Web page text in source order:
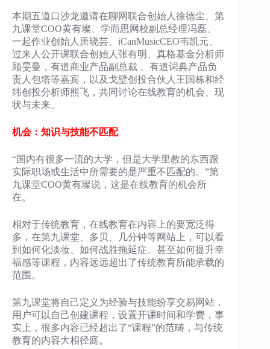
本期五道口沙龙邀请在聊网联合创始人徐德尘、第
九课堂COO黄有璨、学而思网校副总经理冯磊、
一起作业创始人唐晓芸、iCanMusicCEO韦凯元、
过来人公开课联合创始人张有明、真格基金分析师
顾旻曼，有道商业产品副总裁 、有道词典产品负
责人包塔等嘉宾，以及戈壁创投合伙人王国栋和经
纬创投分析师熊飞，共同讨论在线教育的机会、现
状与未来。
机会：知识与技能不匹配
“国内有很多一流的大学，但是大学里教的东西跟
实际职场或生活中所需要的是严重不匹配的。”第
九课堂COO黄有璨说，这是在线教育的机会所
在。
相对于传统教育，在线教育在内容上的要宽泛得
多，在第九课堂、多贝、几分钟等网站上，可以看
到如何化淡妆、如何战胜拖延症、甚至如何提升幸
福感等课程，内容远远超出了传统教育所能承载的
范围。
第九课堂将自己定义为经验与技能纷享交易网站，
用户可以自己创建课程，设置开课时间和学费，事
实上，很多内容已经超出了“课程”的范畴，与传统
教育的内容大相径庭。